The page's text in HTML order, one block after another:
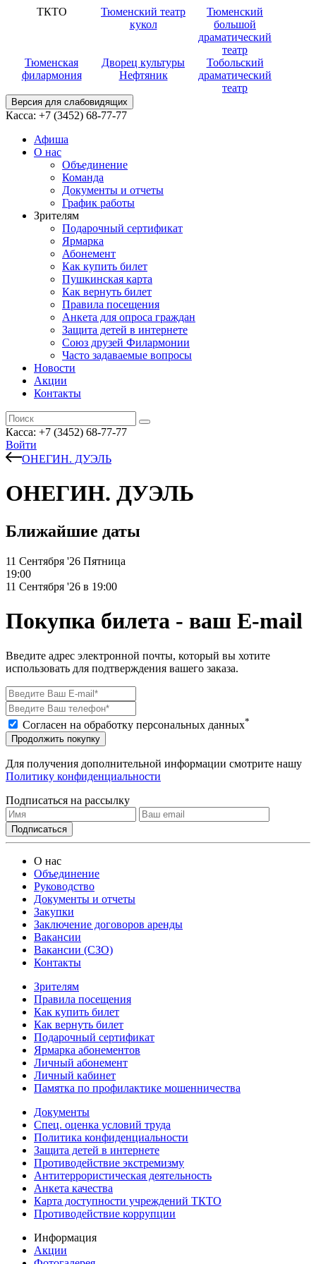
ТКТО
Тюменский театр
кукол
Тюменский
большой
драматический
театр
Тюменская
филармония
Дворец культуры
Нефтяник
Тобольский
драматический
театр
Версия для слабовидящих
Касса: +7 (3452) 68-77-77
Афиша
О нас
Объединение
Команда
Документы и отчеты
График работы
Зрителям
Подарочный сертификат
Ярмарка
Абонемент
Как купить билет
Пушкинская карта
Как вернуть билет
Правила посещения
Анкета для опроса граждан
Защита детей в интернете
Союз друзей Филармонии
Часто задаваемые вопросы
Новости
Акции
Контакты
Касса: +7 (3452) 68-77-77
Войти
ОНЕГИН. ДУЭЛЬ
ОНЕГИН. ДУЭЛЬ
Ближайшие даты
11 Сентября '26 Пятница
19:00
11 Сентября '26 в 19:00
Покупка билета - ваш E-mail
Введите адрес электронной почты, который вы хотите
использовать для подтверждения вашего заказа.
Согласен на обработку персональных данных*
Продолжить покупку
Для получения дополнительной информации смотрите нашу
Политику конфиденциальности
Подписаться на рассылку
О нас
Объединение
Руководство
Документы и отчеты
Закупки
Заключение договоров аренды
Вакансии
Вакансии (СЗО)
Контакты
Зрителям
Правила посещения
Как купить билет
Как вернуть билет
Подарочный сертификат
Ярмарка абонементов
Личный абонемент
Личный кабинет
Памятка по профилактике мошенничества
Документы
Спец. оценка условий труда
Политика конфиденциальности
Защита детей в интернете
Противодействие экстремизму
Антитеррористическая деятельность
Анкета качества
Карта доступности учреждений ТКТО
Противодействие коррупции
Информация
Акции